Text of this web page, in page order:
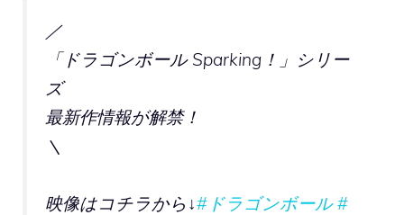
／
「ドラゴンボール Sparking！」シリー
ズ
最新作情報が解禁！
＼
映像はコチラから↓#ドラゴンボール #